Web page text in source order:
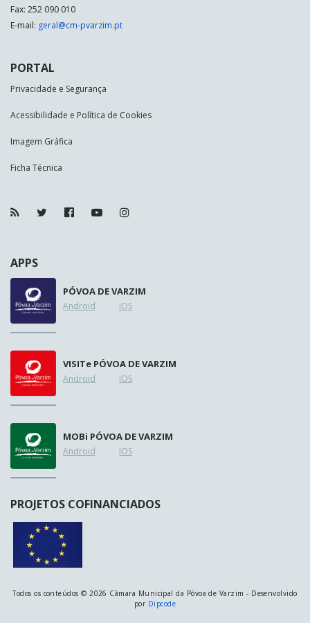
Fax: 252 090 010
E-mail: geral@cm-pvarzim.pt
PORTAL
Privacidade e Segurança
Acessibilidade e Política de Cookies
Imagem Gráfica
Ficha Técnica
APPS
PÓVOA DE VARZIM
Android IOS
VISITe PÓVOA DE VARZIM
Android IOS
MOBi PÓVOA DE VARZIM
Android IOS
PROJETOS COFINANCIADOS
Todos os conteúdos © 2026 Câmara Municipal da Póvoa de Varzim - Desenvolvido
por Dipcode